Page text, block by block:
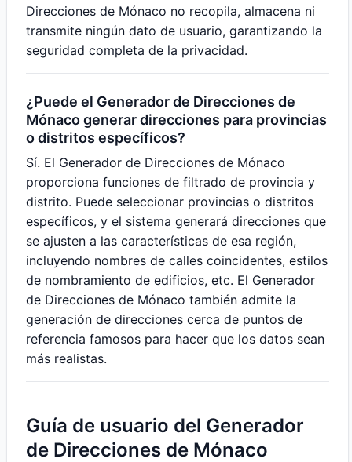
Direcciones de Mónaco no recopila, almacena ni
transmite ningún dato de usuario, garantizando la
seguridad completa de la privacidad.
¿Puede el Generador de Direcciones de
Mónaco generar direcciones para provincias
o distritos específicos?
Sí. El Generador de Direcciones de Mónaco
proporciona funciones de filtrado de provincia y
distrito. Puede seleccionar provincias o distritos
específicos, y el sistema generará direcciones que
se ajusten a las características de esa región,
incluyendo nombres de calles coincidentes, estilos
de nombramiento de edificios, etc. El Generador
de Direcciones de Mónaco también admite la
generación de direcciones cerca de puntos de
referencia famosos para hacer que los datos sean
más realistas.
Guía de usuario del Generador
de Direcciones de Mónaco